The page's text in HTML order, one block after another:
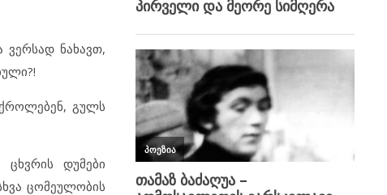
ნახავთ,
გულს
დუმები
ცომეულობის